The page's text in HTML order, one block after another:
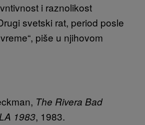
i raznolikost
svetski rat, period posle
piše u njihovom
The Rivera Bad
1983, 1983.